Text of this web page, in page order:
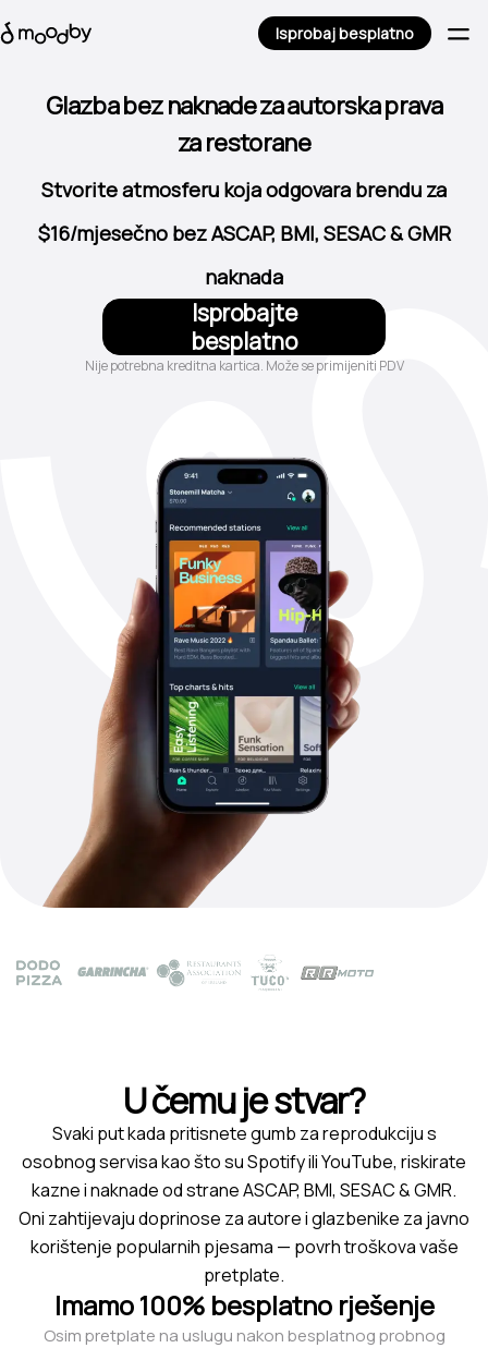
Isprobaj besplatno
Glazba bez naknade za autorska prava
za restorane
za kozmetičke centre
za kafiće
za barove i pubove
za hotele
za trgovine
Stvorite atmosferu koja odgovara brendu za
$16/mjesečno bez ASCAP, BMI, SESAC & GMR
naknada
Isprobajte
besplatno
Nije potrebna kreditna kartica. Može se primijeniti PDV
U čemu je stvar?
Svaki put kada pritisnete gumb za reprodukciju s
osobnog servisa kao što su Spotify ili YouTube, riskirate
kazne i naknade od strane ASCAP, BMI, SESAC & GMR.
Oni zahtijevaju doprinose za autore i glazbenike za javno
korištenje popularnih pjesama — povrh troškova vaše
pretplate.
Imamo 100% besplatno rješenje
Osim pretplate na uslugu nakon besplatnog probnog